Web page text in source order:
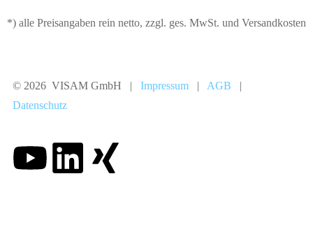
*) alle Preisangaben rein netto, zzgl. ges. MwSt. und Versandkosten
© 2026 VISAM GmbH | Impressum | AGB |
Datenschutz